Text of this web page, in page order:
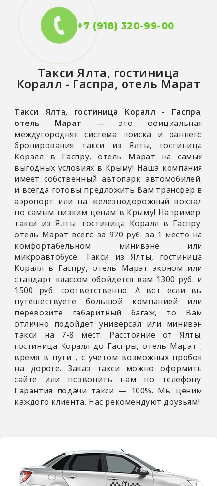
+7 (918) 320-99-00
ТаксиЯлта, гостиница
Коралл - Гаспра, отель Марат
Такси Ялта, гостиница Коралл - Гаспра,
отель Марат — это официальная
междугородняя система поиска и раннего
бронирования такси из Ялты, гостиница
Коралл в Гаспру, отель Марат на самых
выгодных условиях в Крыму! Наша компания
имеет собственный автопарк автомобилей,
и всегда готовы предложить Вам трансфер в
аэропорт или на железнодорожный вокзал
по самым низким ценам в Крыму! Например,
такси из Ялты, гостиница Коралл в Гаспру,
отель Марат всего за 970 руб. за 1 место на
комфортабельном минивэне или
микроавтобусе. Такси из Ялты, гостиница
Коралл в Гаспру, отель Марат эконом или
стандарт классом обойдется вам 1300 руб. и
1500 руб. соответственно. А вот если вы
путешествуете большой компанией или
перевозите габаритный багаж, то Вам
отлично подойдет универсал или минивэн
такси на 7-8 мест. Расстояние от Ялты,
гостиница Коралл до Гаспры, отель Марат ,
время в пути , с учетом возможных пробок
на дороге. Заказ такси можно оформить
сайте или позвонить нам по телефону.
Гарантия подачи такси — 100%. Мы ценим
каждого клиента. Нас рекомендуют друзьям!